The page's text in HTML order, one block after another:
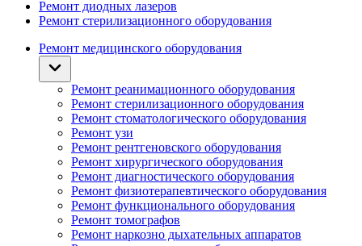
Ремонт диодных лазеров
Ремонт стерилизационного оборудования
Ремонт медицинского оборудования
Ремонт реанимационного оборудования
Ремонт стерилизационного оборудования
Ремонт стоматологического оборудования
Ремонт узи
Ремонт рентгеновского оборудования
Ремонт хирургического оборудования
Ремонт диагностического оборудования
Ремонт физиотерапевтического оборудования
Ремонт функционального оборудования
Ремонт томографов
Ремонт наркозно дыхательных аппаратов